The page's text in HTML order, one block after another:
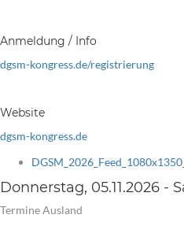
Anmeldung / Info
dgsm-kongress.de/registrierung
Website
dgsm-kongress.de
Donnerstag, 05.11.2026 -
Termine Ausland